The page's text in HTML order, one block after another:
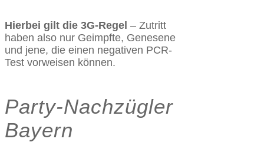
Hierbei gilt die 3G-Regel – Zutritt
haben also nur Geimpfte, Genesene
und jene, die einen negativen PCR-
Test vorweisen können.
Party-Nachzügler
Bayern